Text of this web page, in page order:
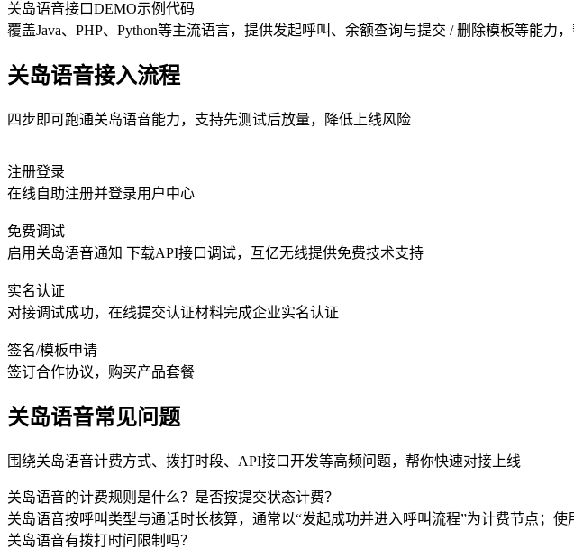
关岛语音接口DEMO示例代码
覆盖Java、PHP、Python等主流语言，提供发起呼叫、余额查询与提交 / 删除模板等能力
关岛语音接入流程
四步即可跑通关岛语音能力，支持先测试后放量，降低上线风险
注册登录
在线自助注册并登录用户中心
免费调试
启用关岛语音通知 下载API接口调试，互亿无线提供免费技术支持
实名认证
对接调试成功，在线提交认证材料完成企业实名认证
签名/模板申请
签订合作协议，购买产品套餐
关岛语音常见问题
围绕关岛语音计费方式、拨打时段、API接口开发等高频问题，帮你快速对接上线
关岛语音的计费规则是什么？是否按提交状态计费？
关岛语音按呼叫类型与通话时长核算，通常以“发起成功并进入呼叫流程”为计费节点；
关岛语音有拨打时间限制吗？